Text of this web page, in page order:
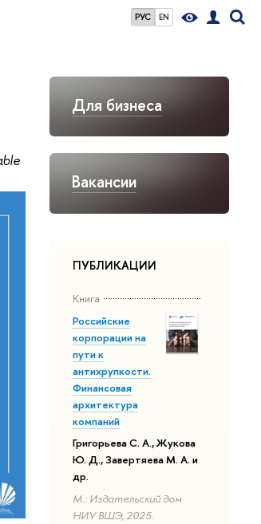
РУС EN
Для бизнеса
Вакансии
ПУБЛИКАЦИИ
Книга
Российские
корпорации на
пути к
антихрупкости.
Финансовая
архитектура
компаний
Григорьева С. А., Жукова
Ю. Д., Завертяева М. А. и
др.
М.: Издательский дом
НИУ ВШЭ, 2025.